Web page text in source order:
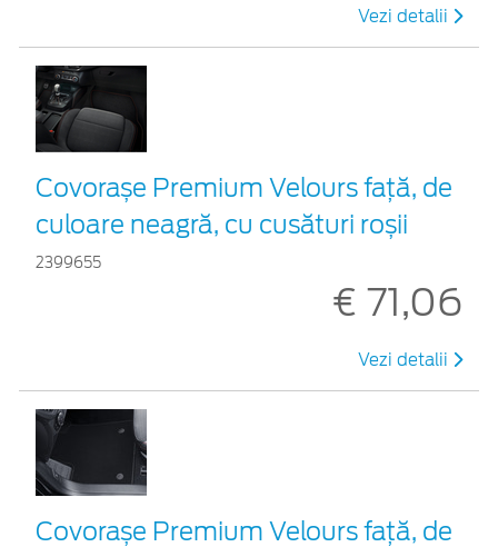
Vezi detalii
Covorașe Premium Velours față, de
culoare neagră, cu cusături roșii
2399655
€ 71,06
Vezi detalii
Covorașe Premium Velours față, de